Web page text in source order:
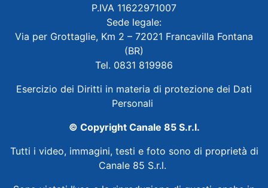
P.IVA 11622971007
Sede legale:
Via per Grottaglie, Km 2 – 72021 Francavilla Fontana
(BR)
Tel. 0831 819986
Esercizio dei Diritti in materia di protezione dei Dati
Personali
© Copyright Canale 85 S.r.l.
Tutti i video, immagini, testi e foto sono di proprietà di
Canale 85 S.r.l.